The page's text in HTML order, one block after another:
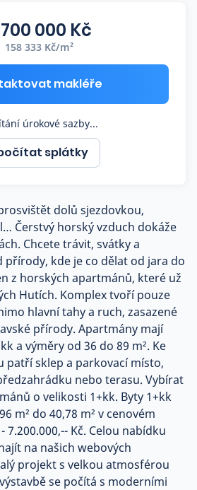
000 Kč
158 333 Kč/m²
makléře
úrokové sazby...
splátky
dolů sjezdovkou,
Čerstvý horský vzduch dokáže
Chcete trávit, svátky a
kde je co dělat od jara do
z horských apartmánů, které už
Hutích. Komplex tvoří pouze
hlavní tahy a ruch, zasazené
přírody. Apartmány mají
a výměry od 36 do 89 m². Ke
patří sklep a parkovací místo,
nebo terasu. Vybírat
o velikosti 1+kk. Byty 1+kk
m² do 40,78 m² v cenovém
7.200.000,-- Kč. Celou nabídku
na našich webových
projekt s velkou atmosférou
se počítá s moderními